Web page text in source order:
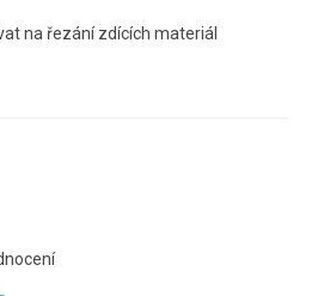
na řezání zdících materiál